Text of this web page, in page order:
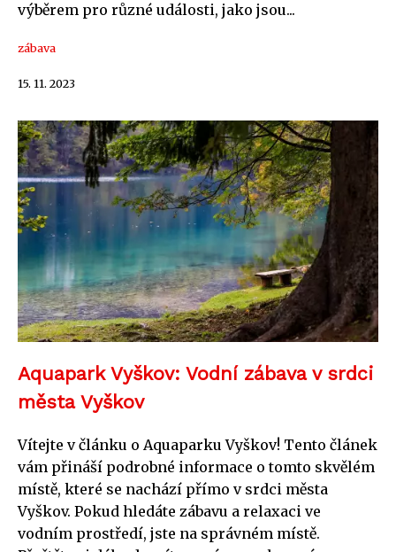
výběrem pro různé události, jako jsou...
zábava
15. 11. 2023
Aquapark Vyškov: Vodní zábava v srdci
města Vyškov
Vítejte v článku o Aquaparku Vyškov! Tento článek
vám přináší podrobné informace o tomto skvělém
místě, které se nachází přímo v srdci města
Vyškov. Pokud hledáte zábavu a relaxaci ve
vodním prostředí, jste na správném místě.